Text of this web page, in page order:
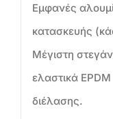
Εμφανές
κατασκευής
Μέγιστη
ελαστικά EPDM
διέλασης.